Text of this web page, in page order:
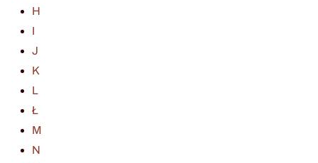
H
I
J
K
L
Ł
M
N